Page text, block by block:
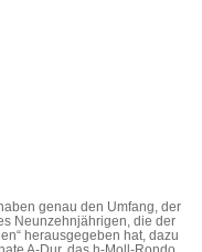
genau den Umfang, der
Neunzehnjährigen, die der
herausgegeben hat, dazu
A-Dur, das h-Moll-Rondo